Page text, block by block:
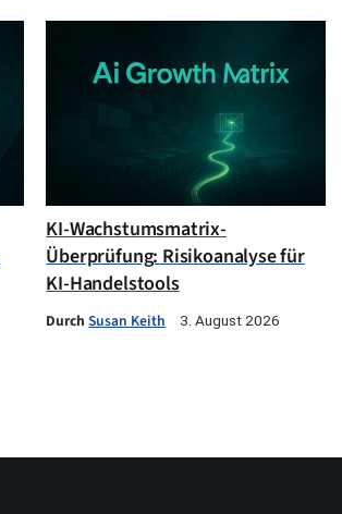
KI-Wachstumsmatrix-
Überprüfung: Risikoanalyse für
KI-Handelstools
DurchSusan Keith 3. August 2026